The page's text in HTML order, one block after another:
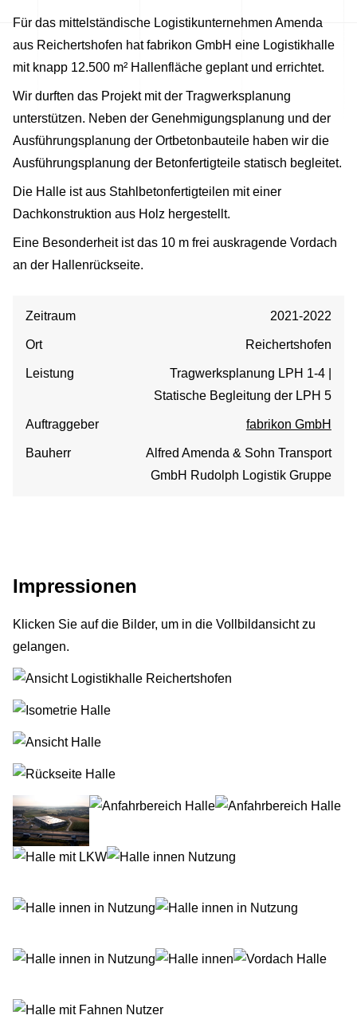
Für das mittelständische Logistikunternehmen Amenda
aus Reichertshofen hat fabrikon GmbH eine Logistikhalle
mit knapp 12.500 m² Hallenfläche geplant und errichtet.
Wir durften das Projekt mit der Tragwerksplanung
unterstützen. Neben der Genehmigungsplanung und der
Ausführungsplanung der Ortbetonbauteile haben wir die
Ausführungsplanung der Betonfertigteile statisch begleitet.
Die Halle ist aus Stahlbetonfertigteilen mit einer
Dachkonstruktion aus Holz hergestellt.
Eine Besonderheit ist das 10 m frei auskragende Vordach
an der Hallenrückseite.
Zeitraum 2021-2022
Ort Reichertshofen
Leistung
Tragwerksplanung LPH 1-4 |
Statische Begleitung der LPH 5
Auftraggeber fabrikon GmbH
Bauherr
Alfred Amenda & Sohn Transport
GmbH Rudolph Logistik Gruppe
Impressionen
Klicken Sie auf die Bilder, um in die Vollbildansicht zu
gelangen.